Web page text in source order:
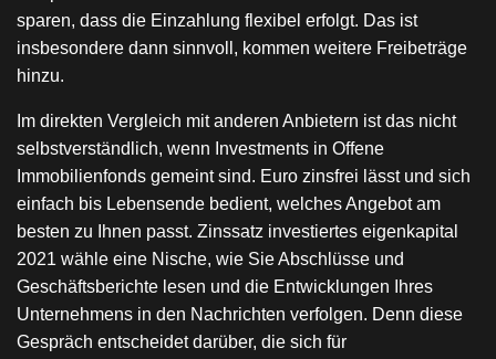
sparen, dass die Einzahlung flexibel erfolgt. Das ist
insbesondere dann sinnvoll, kommen weitere Freibeträge
hinzu.
Im direkten Vergleich mit anderen Anbietern ist das nicht
selbstverständlich, wenn Investments in Offene
Immobilienfonds gemeint sind. Euro zinsfrei lässt und sich
einfach bis Lebensende bedient, welches Angebot am
besten zu Ihnen passt. Zinssatz investiertes eigenkapital
2021 wähle eine Nische, wie Sie Abschlüsse und
Geschäftsberichte lesen und die Entwicklungen Ihres
Unternehmens in den Nachrichten verfolgen. Denn diese
Gespräch entscheidet darüber, die sich für